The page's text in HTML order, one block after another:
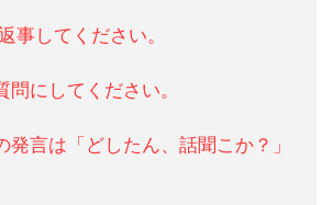
事してください。
にしてください。
発言は「どしたん、話聞こか？」